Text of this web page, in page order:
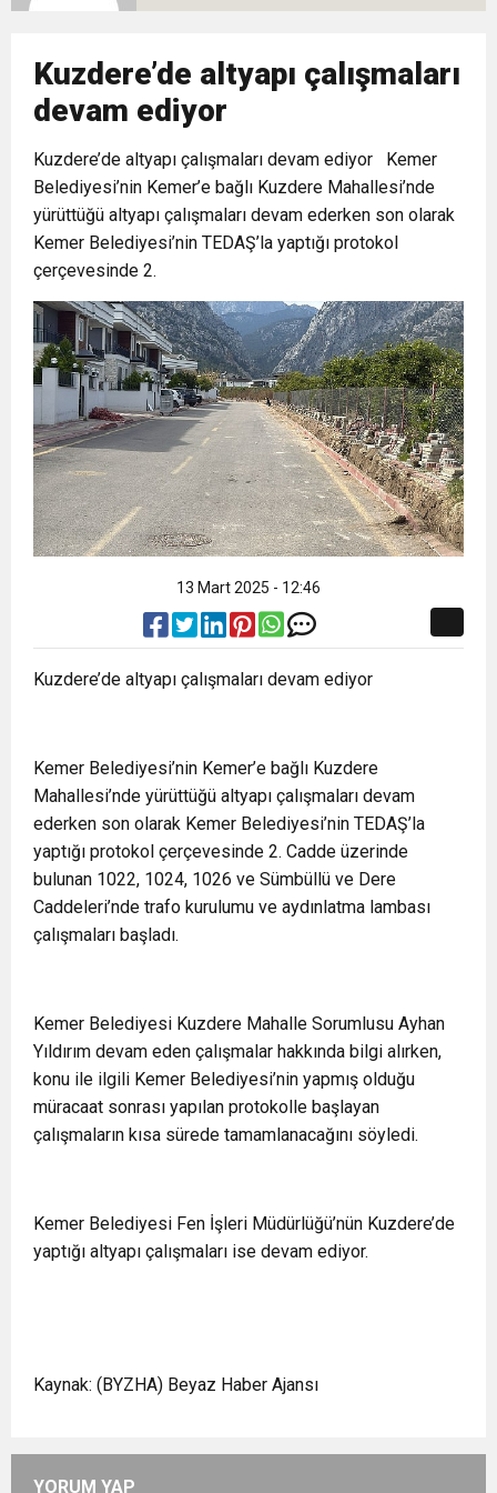
Gösterisi Yaptı
9:33 CHP’li 3 Genç Tutuklandı: Siyasi Saldırının
Hedefinde Mehmet Türkmen mi Var?
8:35 Anneler Günü’nde TAMEV ile İyilik ve Dayanışma
Buluşması
14:11 Buca’da Ruhsatı Tartışmalı İnşaat Meclis
Bile Çiğnendi”
Abdulrezak Kaldan Torbalı Yolunda
Kuzdere’de altyapı çalışmaları
devam ediyor
Kuzdere’de altyapı çalışmaları devam ediyor Kemer
Belediyesi’nin Kemer’e bağlı Kuzdere Mahallesi’nde
yürüttüğü altyapı çalışmaları devam ederken son olarak
Kemer Belediyesi’nin TEDAŞ’la yaptığı protokol
çerçevesinde 2.
13 Mart 2025 - 12:46
Kuzdere’de altyapı çalışmaları devam ediyor
Kemer Belediyesi’nin Kemer’e bağlı Kuzdere
Mahallesi’nde yürüttüğü altyapı çalışmaları devam
ederken son olarak Kemer Belediyesi’nin TEDAŞ’la
yaptığı protokol çerçevesinde 2. Cadde üzerinde
bulunan 1022, 1024, 1026 ve Sümbüllü ve Dere
Caddeleri’nde trafo kurulumu ve aydınlatma lambası
çalışmaları başladı.
Kemer Belediyesi Kuzdere Mahalle Sorumlusu Ayhan
Yıldırım devam eden çalışmalar hakkında bilgi alırken,
konu ile ilgili Kemer Belediyesi’nin yapmış olduğu
müracaat sonrası yapılan protokolle başlayan
çalışmaların kısa sürede tamamlanacağını söyledi.
Kemer Belediyesi Fen İşleri Müdürlüğü’nün Kuzdere’de
yaptığı altyapı çalışmaları ise devam ediyor.
Kaynak: (BYZHA) Beyaz Haber Ajansı
YORUM YAP